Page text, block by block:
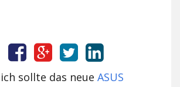
sollte das neueASUS